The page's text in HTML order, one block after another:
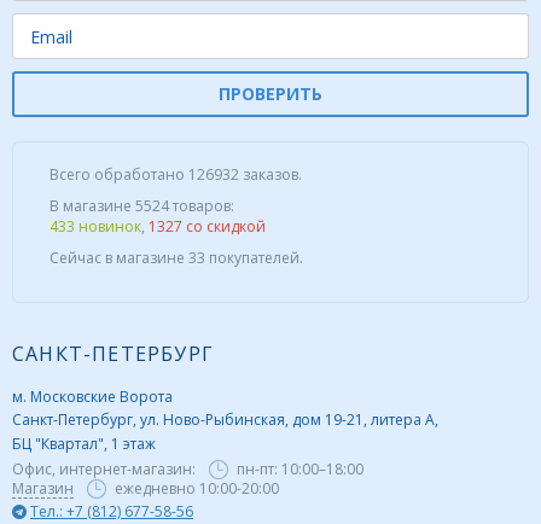
ПРОВЕРИТЬ
Всего обработано 126932 заказов.
В магазине 5524 товаров:
433 новинок, 1327 со скидкой
Сейчас в магазине 33 покупателей.
САНКТ-ПЕТЕРБУРГ
м. Московские Ворота
Санкт-Петербург, ул. Ново-Рыбинская, дом 19-21, литера А,
БЦ "Квартал", 1 этаж
Офис, интернет-магазин:
пн-пт: 10:00–18:00
Магазин
ежедневно 10:00-20:00
Тел.: +7 (812) 677-58-56